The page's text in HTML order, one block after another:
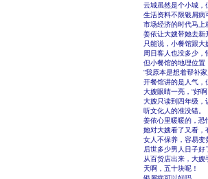
云城虽然是个小城，
生活资料不限银屑病
市场经济的时代马上
姜依让大嫂带她去新
只能说，小餐馆跟
周日客人也没多少，
但小餐馆的地理位置
“我原本是想着帮补
开餐馆讲的是人气，
大嫂眼睛一亮，“好
大嫂只读到四年级，
听文化人的准没错。
姜依心里暖暖的，恐
她对大嫂看了又看，
女人不保养，容易变
后世多少男人日子
从百货店出来，大嫂
天啊，五十块呢！